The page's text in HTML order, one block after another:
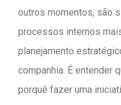
outros momentos, são
processos internos
planejamento
companhia. É entender
porquê fazer uma